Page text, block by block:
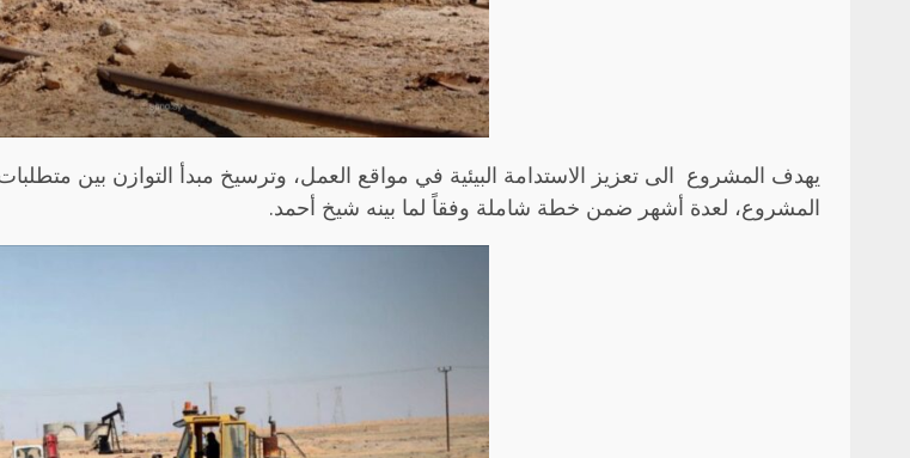
يهدف المشروع الى تعزيز الاستدامة البيئية في مواقع العمل، وترسيخ مبدأ التوازن بين متطلبات
المشروع، لعدة أشهر ضمن خطة شاملة وفقاً لما بينه شيخ أحمد.